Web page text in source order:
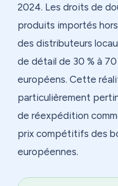
2024. Les droits de
produits importés
des distributeurs
de détail de 30 % à
européens. Cette
particulièrement
de réexpédition
prix compétitifs des
européennes.